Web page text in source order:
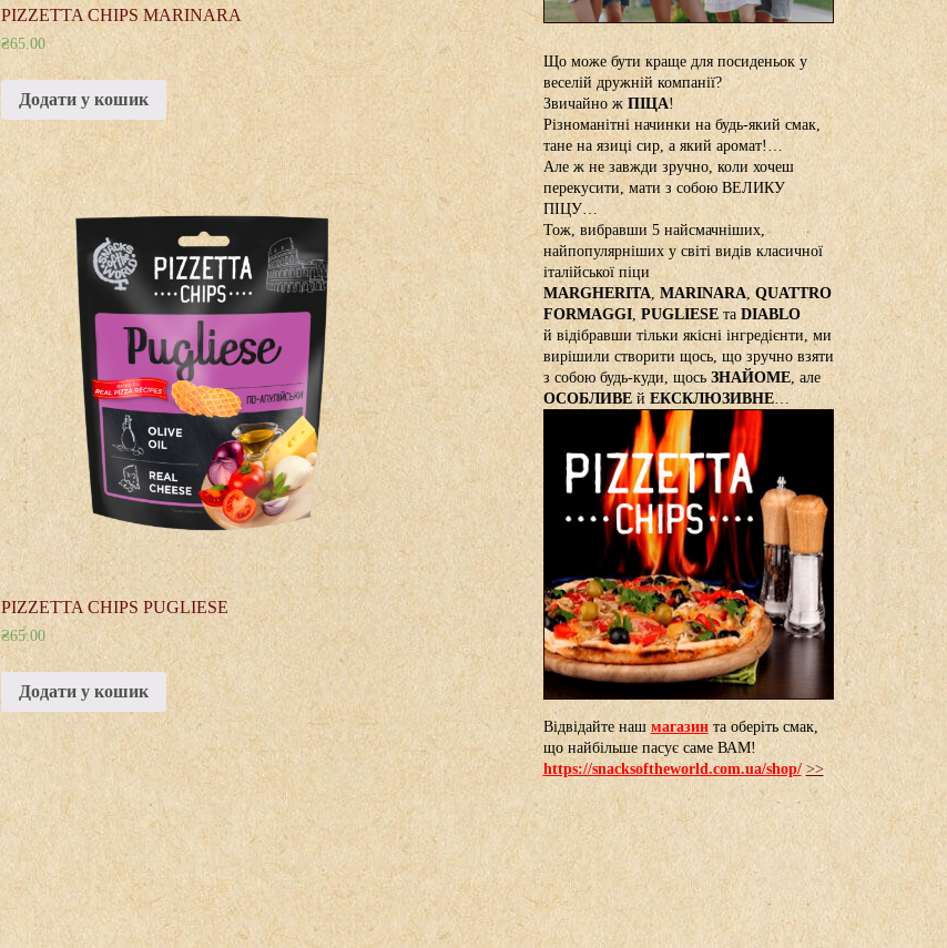
PIZZETTA CHIPS MARINARA
₴65.00
Додати у кошик
PIZZETTA CHIPS PUGLIESE
₴65.00
Додати у кошик
Що може бути краще для посиденьок у
веселій дружній компанії?
Звичайно ж ПІЦА!
Різноманітні начинки на будь-який смак,
тане на язиці сир, а який аромат!…
Але ж не завжди зручно, коли хочеш
перекусити, мати з собою ВЕЛИКУ
ПІЦУ…
Тож, вибравши 5 найсмачніших,
найпопулярніших у світі видів класичної
італійської піци
MARGHERITA MARINARA, QUATTRO
FORMAGGI, PUGLIESEта DIABLO
й відібравши тільки якісні інгредієнти, ми
вирішили створити щось, що зручно взяти
з собою будь-куди, щось ЗНАЙОМЕ, але
ОСОБЛИВЕй ЕКСКЛЮЗИВНЕ…
Відвідайте наш магазинта оберіть смак,
що найбільше пасує саме ВАМ!
https://snacksoftheworld.com.ua/shop/ >>